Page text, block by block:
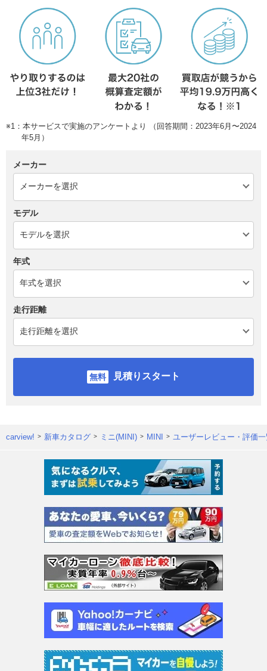
※1：本サービスで実施のアンケートより （回答期間：2023年6月〜2024
年5月）
メーカー
モデル
年式
走行距離
見積りスタート
carview! 新車カタログ ミニ(MINI) MINI ユーザーレビュー・評価